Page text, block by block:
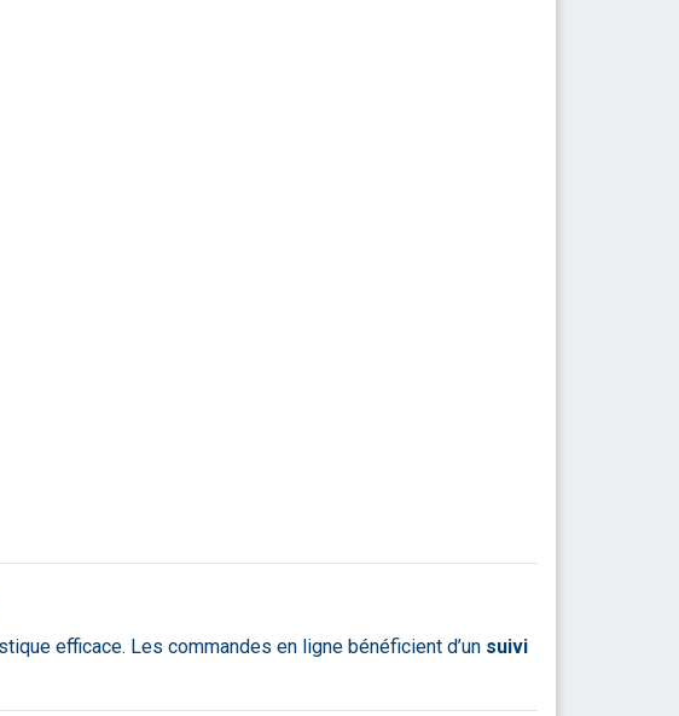
efficace. Les commandes en ligne bénéficient d’un suivi